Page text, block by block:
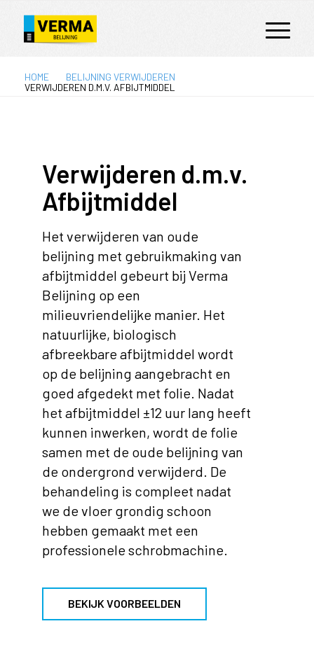
HOME
BELIJNING VERWIJDEREN
VERWIJDEREN D.M.V. AFBIJTMIDDEL
Verwijderen d.m.v.
Afbijtmiddel
Het verwijderen van oude
belijning met gebruikmaking van
afbijtmiddel gebeurt bij Verma
Belijning op een
milieuvriendelijke manier. Het
natuurlijke, biologisch
afbreekbare afbijtmiddel wordt
op de belijning aangebracht en
goed afgedekt met folie. Nadat
het afbijtmiddel ±12 uur lang heeft
kunnen inwerken, wordt de folie
samen met de oude belijning van
de ondergrond verwijderd. De
behandeling is compleet nadat
we de vloer grondig schoon
hebben gemaakt met een
professionele schrobmachine.
BEKIJK VOORBEELDEN